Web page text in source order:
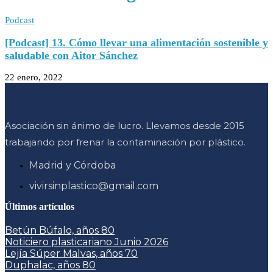
Podcast
[Podcast] 13. Cómo llevar una alimentación sostenible y
saludable con Aitor Sánchez
22 enero, 2022
Asociación sin ánimo de lucro. Llevamos desde 2015
trabajando por frenar la contaminación por plástico.
Madrid y Córdoba
vivirsinplastico@gmail.com
Últimos artículos
Betún Búfalo, años 80
Noticiero plasticariano Junio 2026
Lejía Súper Malvas, años 70
Duphalac, años 80